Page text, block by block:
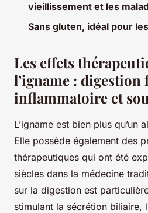
vieillissement et les
Sans gluten, idéal pour
Les effets
l’igname :
inflammatoire et
L’igname est bien plus qu’un
Elle possède également des
thérapeutiques qui ont été
siècles dans la médecine
sur la digestion est
stimulant la sécrétion biliaire,